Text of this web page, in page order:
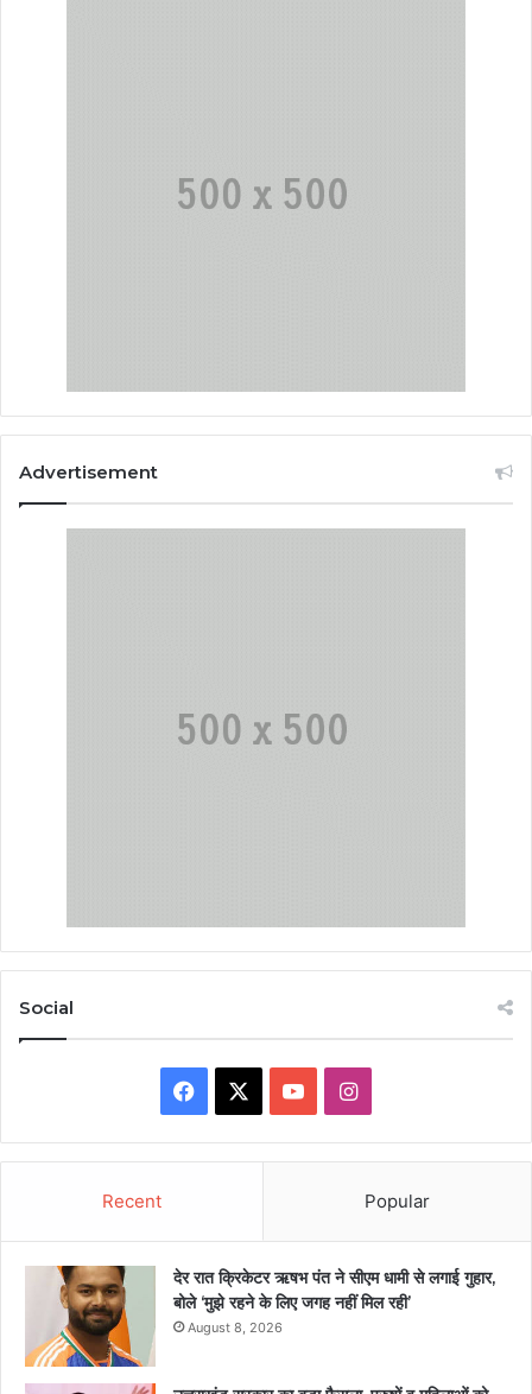
Advertisement
Social
Facebook YouTubeInstagram
Recent Popular
देर रात क्रिकेटर ऋषभ पंत ने सीएम धामी से लगाई गुहार,
बोले ‘मुझे रहने के लिए जगह नहीं मिल रही’
August 8, 2026